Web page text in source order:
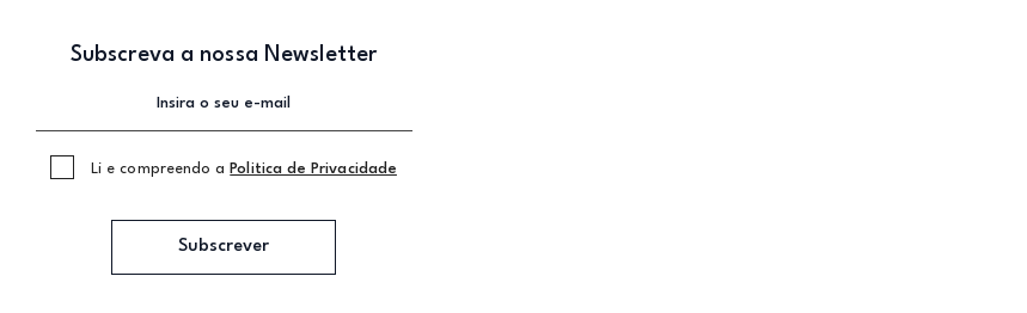
Subscreva a nossa Newsletter
Li e compreendo a Politica de Privacidade
Subscrever